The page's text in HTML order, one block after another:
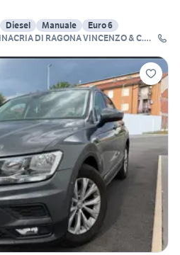
Diesel Manuale
Euro 6
DI RAGONA VINCENZO & C.